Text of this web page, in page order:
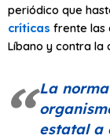
periódico que
críticas frente las
Líbano y contra la
La
estatal a